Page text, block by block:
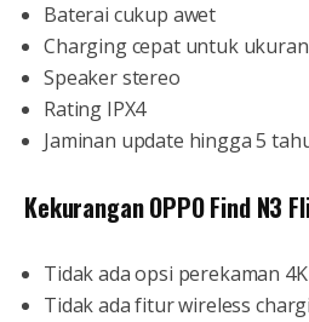
Baterai cukup awet
Charging cepat untuk
Speaker stereo
Rating IPX4
Jaminan update hingga 5
Kekurangan OPPO Find N3
Tidak ada opsi perekaman
Tidak ada fitur wireless